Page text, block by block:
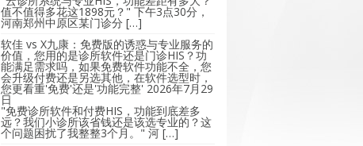
值不值得多花这1898元？" 下午3点30分，
河南郑州中原区某门诊分 […]
软佳 vs X九康：免费版的诱惑与专业服务的
价值，您用的是诊所软件还是门诊HIS？功
能满足需求吗，如果免费软件功能不全，您
会升级付费还是另选其他，在软件选型时，
您更看重'免费'还是'功能完整' 2026年7月29
日
"免费诊所软件和付费HIS，功能到底差多
远？我们小诊所该省钱还是该选专业的？这
个问题困扰了我整整3个月。" 河 […]